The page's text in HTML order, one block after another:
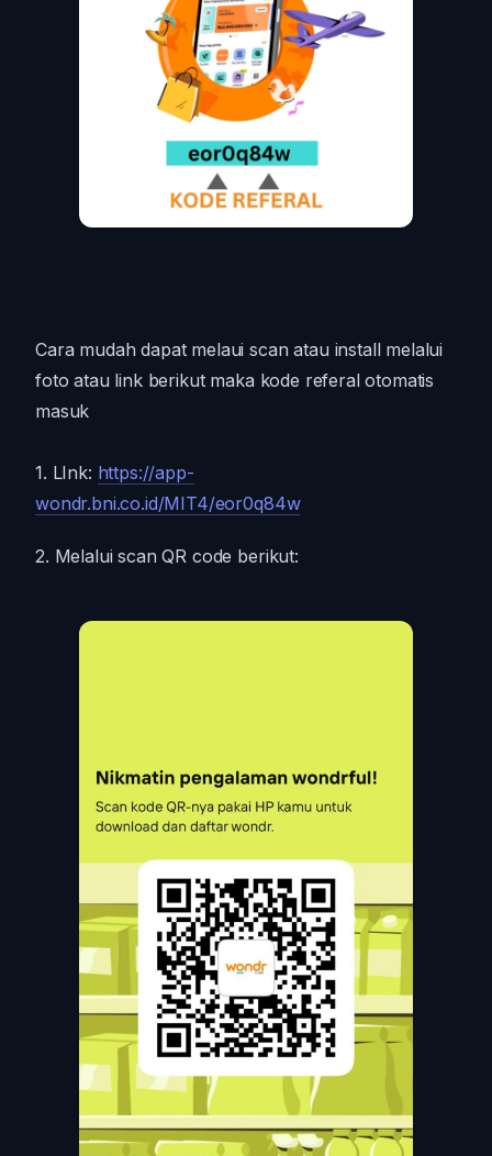
Cara mudah dapat melaui scan atau install melalui
foto atau link berikut maka kode referal otomatis
masuk
1. LInk: https://app-
wondr.bni.co.id/MIT4/eor0q84w
2. Melalui scan QR code berikut: